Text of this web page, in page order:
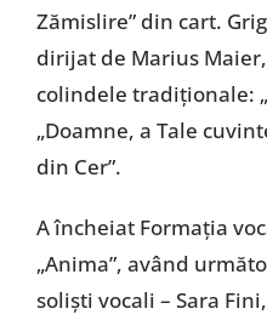
Zămislire” din cart.
dirijat de Marius
colindele tradiționale:
„Doamne, a Tale
din Cer”.
A încheiat Formația
„Anima”, având
soliști vocali – Sara